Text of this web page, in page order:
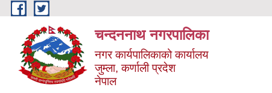
Skip to main content
चन्दननाथ नगरपालिका
नगर कार्यपालिकाको कार्यालय
जुम्ला, कर्णाली प्रदेश
नेपाल